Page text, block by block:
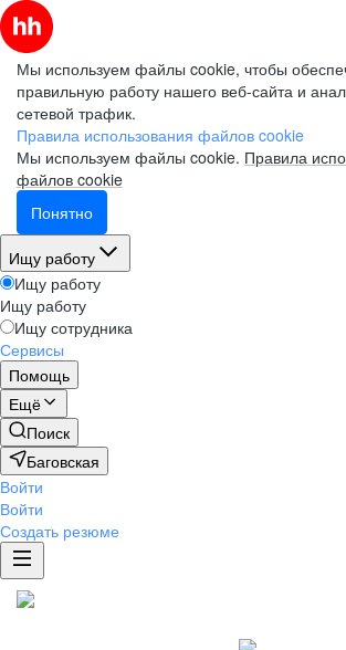
Мы используем файлы cookie, чтобы
правильную работу нашего веб-сайта и
сетевой трафик.
Правила использования файлов cookie
Мы используем файлы cookie. Правила
файлов cookie
Понятно
Ищу работу
Ищу работу
Ищу работу
Ищу сотрудника
Сервисы
Помощь
Ещё
Поиск
Баговская
Войти
Войти
Создать резюме